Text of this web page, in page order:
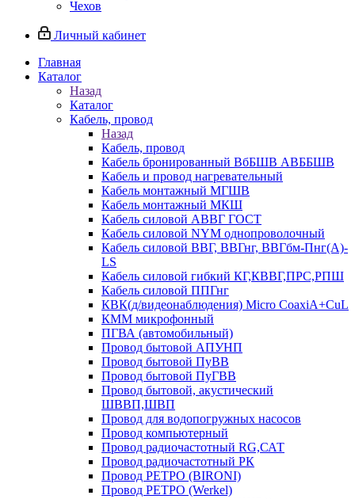
Чехов
Личный кабинет
Главная
Каталог
Назад
Каталог
Кабель, провод
Назад
Кабель, провод
Кабель бронированный ВбБШВ АВББШВ
Кабель и провод нагревательный
Кабель монтажный МГШВ
Кабель монтажный МКШ
Кабель силовой АВВГ ГОСТ
Кабель силовой NYM однопроволочный
Кабель силовой ВВГ, ВВГнг, ВВГбм-Пнг(А)-
LS
Кабель силовой гибкий КГ,КВВГ,ПРС,РПШ
Кабель силовой ППГнг
КВК(д/видеонаблюдения) Micro CoaxiA+CuL
КММ микрофонный
ПГВА (автомобильный)
Провод бытовой АПУНП
Провод бытовой ПуВВ
Провод бытовой ПуГВВ
Провод бытовой, акустический
ШВВП,ШВП
Провод для водопогружных насосов
Провод компьютерный
Провод радиочастотный RG,САТ
Провод радиочастотный РК
Провод РЕТРО (BIRONI)
Провод РЕТРО (Werkel)